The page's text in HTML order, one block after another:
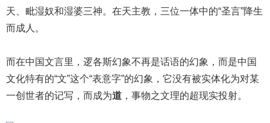
天、毗湿奴和湿婆三神。在天主教，三位一体中的“圣言”降生
而成人。
而在中国文言里，逻各斯幻象不再是话语的幻象，而是中国
文化特有的“文”这个“表意字”的幻象，它没有被实体化为对某
一创世者的记写，而成为道 ，事物之文理的超现实投射。